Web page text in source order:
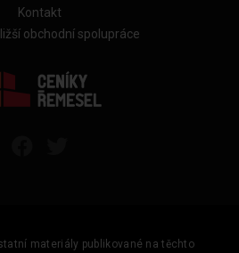
Kontakt
obchodní spolupráce
materiály publikované na těchto